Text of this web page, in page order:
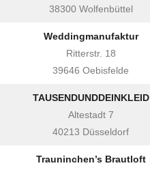
38300 Wolfenbüttel
Weddingmanufaktur
Ritterstr. 18
39646 Oebisfelde
TAUSENDUNDDEINKLEID
Altestadt 7
40213 Düsseldorf
Trauninchen’s Brautloft